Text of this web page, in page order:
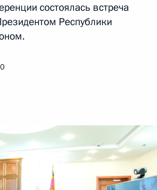
состоялась встреча
Республики